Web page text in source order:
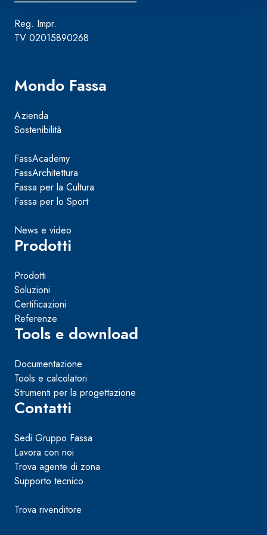
Reg. Impr.
TV 02015890268
Mondo Fassa
Azienda
Sostenibilità
FassAcademy
FassArchitettura
Fassa per la Cultura
Fassa per lo Sport
News e video
Prodotti
Prodotti
Soluzioni
Certificazioni
Referenze
Tools e download
Documentazione
Tools e calcolatori
Strumenti per la progettazione
Contatti
Sedi Gruppo Fassa
Lavora con noi
Trova agente di zona
Supporto tecnico
Trova rivenditore